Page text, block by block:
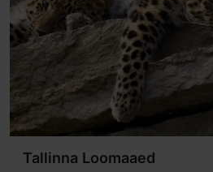
Tallinna Loomaaed